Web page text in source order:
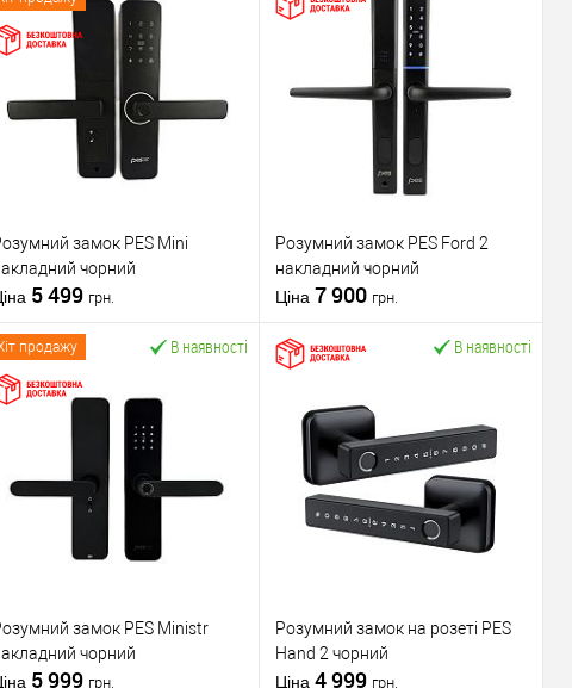
замок PES Mini
чорний
5 499 грн.
Купити в 1 клік
порівняння
У обране
виробник
Китай
Розумний замок PES Ford 2
накладний чорний
Ціна 7 900 грн.
Купити в 1 клік
До
порівняння
У обране
для металевих
продажу В наявності
замок PES Ministr
чорний
5 999 грн.
В наявності
Розумний замок на розеті PES
Hand 2 чорний
Ціна 4 999 грн.